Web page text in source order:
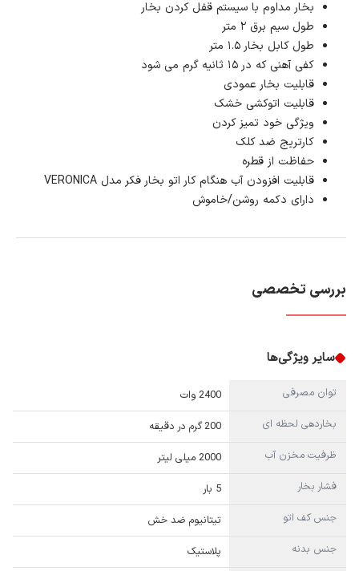
بخار مداوم با سیستم قفل کردن بخار
طول سیم برق ۲ متر
طول کابل بخار ۱.۵ متر
کفی آهنی که در ۱۵ ثانیه گرم می شود
قابلیت بخار عمودی
قابلیت اتوکشی خشک
ویژگی خود تمیز کردن
کارتریج ضد کلک
حفاظت از قطره
قابلیت افزودن آب هنگام کار اتو بخار فکر مدل VERONICA
دارای دکمه روشن/خاموش
بررسی تخصصی
سایر ویژگی‌ها
توان مصرفی
2400 وات
بخاردهی لحظه ای
200 گرم در دقیقه
ظرفیت مخزن آب
2000 میلی لیتر
فشار بخار
5 بار
جنس کف اتو
تیتانیوم ضد خش
جنس بدنه
پلاستیک